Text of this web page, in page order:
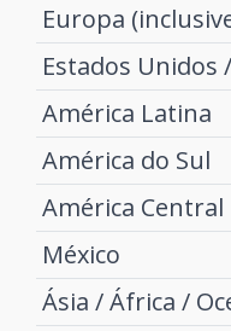
Europa
Estados Unidos
América Latina
América do Sul
América Central
México
Ásia / África /